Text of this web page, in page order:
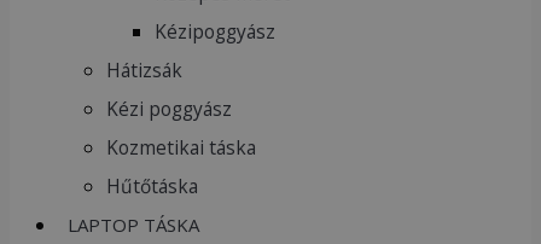
Kézipoggyász
Hátizsák
Kézi poggyász
Kozmetikai táska
Hűtőtáska
LAPTOP TÁSKA